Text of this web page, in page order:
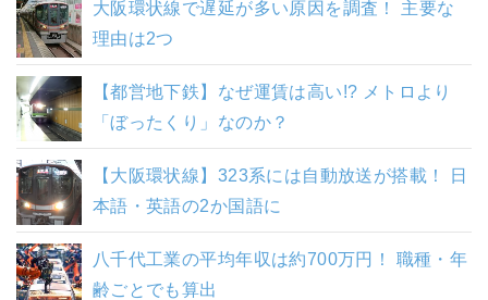
大阪環状線で遅延が多い原因を調査！ 主要な
理由は2つ
【都営地下鉄】なぜ運賃は高い!? メトロより
「ぼったくり」なのか？
【大阪環状線】323系には自動放送が搭載！ 日
本語・英語の2か国語に
八千代工業の平均年収は約700万円！ 職種・年
齢ごとでも算出